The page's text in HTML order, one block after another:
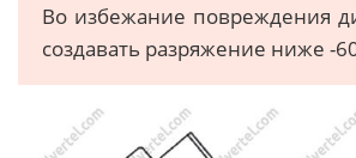
Во избежание повреждения
создавать разряжение ниже -